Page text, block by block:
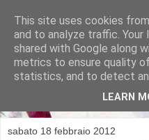
Michela
sabato 18 febbraio 2012
This site uses cookies
and to analyze traffic. Your
shared with Google along
metrics to ensure quality
statistics, and to detect
LEARN